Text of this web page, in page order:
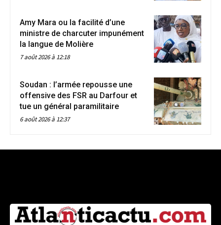
Amy Mara ou la facilité d’une
ministre de charcuter impunément
la langue de Molière
7 août 2026 à 12:18
Soudan : l’armée repousse une
offensive des FSR au Darfour et
tue un général paramilitaire
6 août 2026 à 12:37